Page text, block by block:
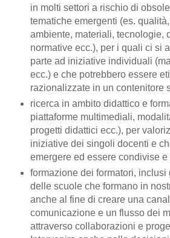
in molti settori a rischio di
tematiche emergenti (es.
ambiente, materiali, tecnologie,
normative ecc.), per i quali ci si
parte ad iniziative individuali
ecc.) e che potrebbero essere
razionalizzate in un contenitore
ricerca in ambito didattico e
piattaforme multimediali,
progetti didattici ecc.), per
iniziative dei singoli docenti e
emergere ed essere condivise e
formazione dei formatori, inclusi
delle scuole che formano in
anche al fine di creare una
comunicazione e un flusso dei
attraverso collaborazioni e